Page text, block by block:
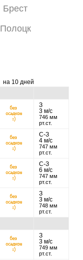
Брест
Полоцк
на 10 дней
З
3 м/с
746 мм
рт.ст.
С-З
4 м/с
747 мм
рт.ст.
С-З
6 м/с
747 мм
рт.ст.
З
3 м/с
748 мм
рт.ст.
З
3 м/с
749 мм
рт.ст.